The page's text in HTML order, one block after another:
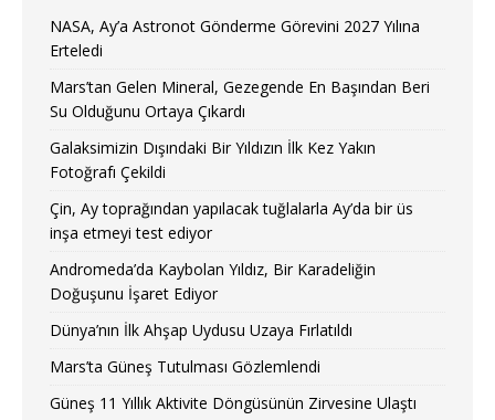
NASA, Ay’a Astronot Gönderme Görevini 2027 Yılına
Erteledi
Mars’tan Gelen Mineral, Gezegende En Başından Beri
Su Olduğunu Ortaya Çıkardı
Galaksimizin Dışındaki Bir Yıldızın İlk Kez Yakın
Fotoğrafı Çekildi
Çin, Ay toprağından yapılacak tuğlalarla Ay’da bir üs
inşa etmeyi test ediyor
Andromeda’da Kaybolan Yıldız, Bir Karadeliğin
Doğuşunu İşaret Ediyor
Dünya’nın İlk Ahşap Uydusu Uzaya Fırlatıldı
Mars’ta Güneş Tutulması Gözlemlendi
Güneş 11 Yıllık Aktivite Döngüsünün Zirvesine Ulaştı